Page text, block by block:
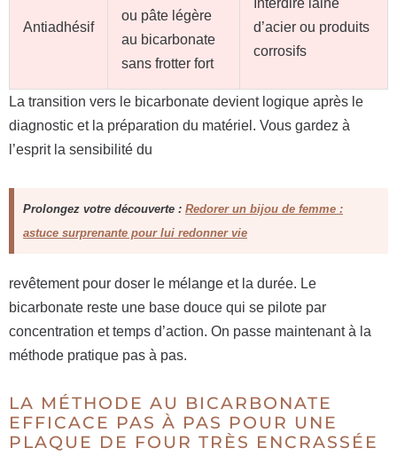
Antiadhésif
ou pâte légère
au bicarbonate
sans frotter fort
Interdire laine
d’acier ou produits
corrosifs
La transition vers le bicarbonate devient logique après le
diagnostic et la préparation du matériel. Vous gardez à
l’esprit la sensibilité du
Prolongez votre découverte : Redorer un bijou de femme :
astuce surprenante pour lui redonner vie
revêtement pour doser le mélange et la durée. Le
bicarbonate reste une base douce qui se pilote par
concentration et temps d’action. On passe maintenant à la
méthode pratique pas à pas.
LA MÉTHODE AU BICARBONATE
EFFICACE PAS À PAS POUR UNE
PLAQUE DE FOUR TRÈS ENCRASSÉE